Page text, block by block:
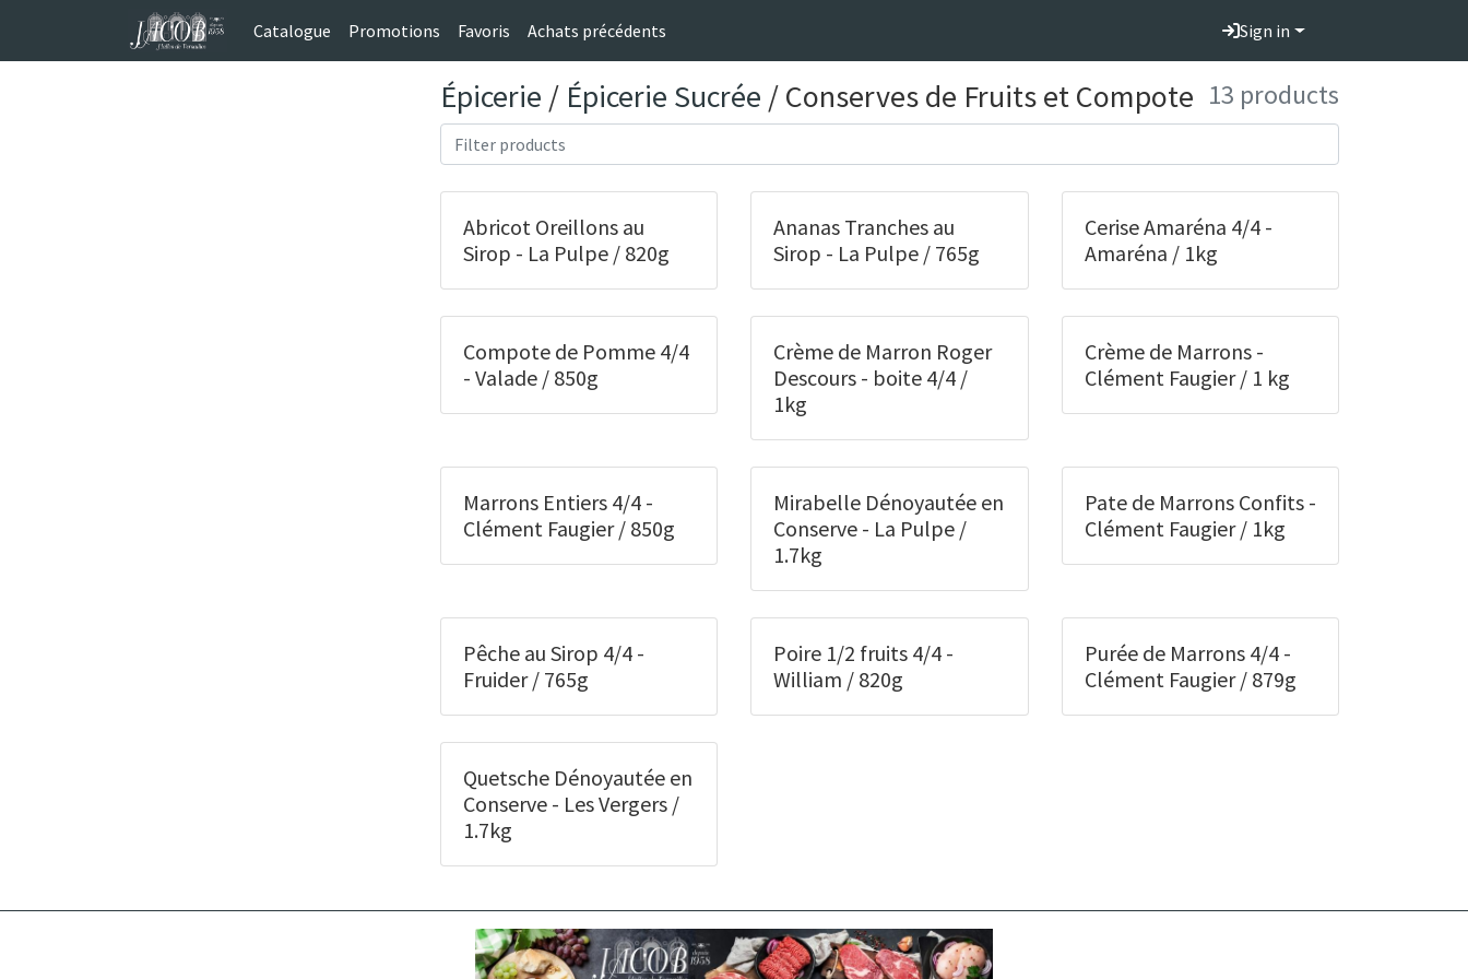
Catalogue Promotions Favoris Achats précédents Sign in
13 products
Épicerie / Épicerie Sucrée / Conserves de Fruits et Compote
Abricot Oreillons au
Sirop - La Pulpe / 820g
Ananas Tranches au
Sirop - La Pulpe / 765g
Cerise Amaréna 4/4 -
Amaréna / 1kg
Compote de Pomme 4/4
- Valade / 850g
Crème de Marron Roger
Descours - boite 4/4 /
1kg
Crème de Marrons -
Clément Faugier / 1 kg
Marrons Entiers 4/4 -
Clément Faugier / 850g
Mirabelle Dénoyautée en
Conserve - La Pulpe /
1.7kg
Pate de Marrons Confits -
Clément Faugier / 1kg
Pêche au Sirop 4/4 -
Fruider / 765g
Poire 1/2 fruits 4/4 -
William / 820g
Purée de Marrons 4/4 -
Clément Faugier / 879g
Quetsche Dénoyautée en
Conserve - Les Vergers /
1.7kg